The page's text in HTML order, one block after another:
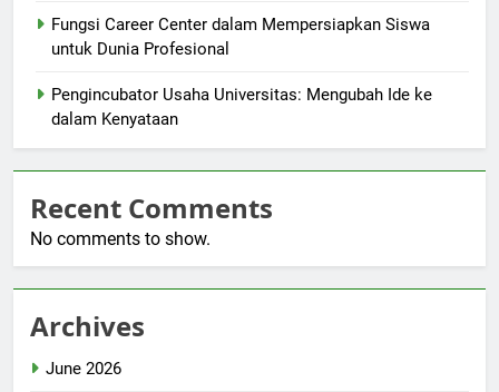
Fungsi Career Center dalam Mempersiapkan Siswa
untuk Dunia Profesional
Pengincubator Usaha Universitas: Mengubah Ide ke
dalam Kenyataan
Recent Comments
No comments to show.
Archives
June 2026